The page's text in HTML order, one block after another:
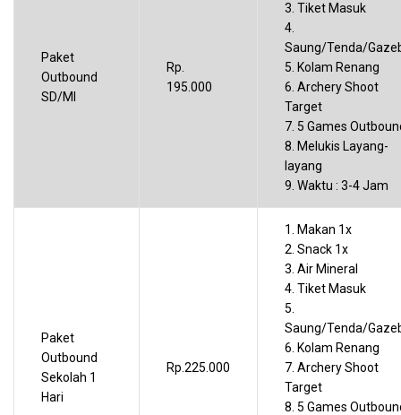
Paket
Outbound
SD/MI
Rp.
195.000
3. Tiket Masuk
4.
Saung/Tenda/
5. Kolam Renang
6. Archery Shoot
Target
7. 5 Games
8. Melukis Layang-
layang
9. Waktu : 3-4 Jam
Paket
Outbound
Sekolah 1
Hari
Rp.225.000
1. Makan 1x
2. Snack 1x
3. Air Mineral
4. Tiket Masuk
5.
Saung/Tenda/
6. Kolam Renang
7. Archery Shoot
Target
8. 5 Games